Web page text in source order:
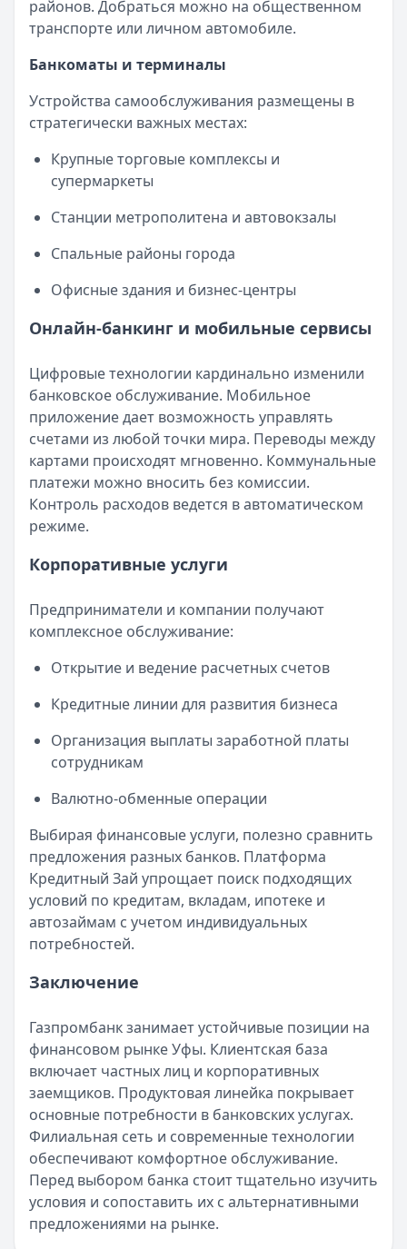
районов. Добраться можно на общественном
транспорте или личном автомобиле.
Банкоматы и терминалы
Устройства самообслуживания размещены в
стратегически важных местах:
Крупные торговые комплексы и
супермаркеты
Станции метрополитена и автовокзалы
Спальные районы города
Офисные здания и бизнес-центры
Онлайн-банкинг и мобильные сервисы
Цифровые технологии кардинально изменили
банковское обслуживание. Мобильное
приложение дает возможность управлять
счетами из любой точки мира. Переводы между
картами происходят мгновенно. Коммунальные
платежи можно вносить без комиссии.
Контроль расходов ведется в автоматическом
режиме.
Корпоративные услуги
Предприниматели и компании получают
комплексное обслуживание:
Открытие и ведение расчетных счетов
Кредитные линии для развития бизнеса
Организация выплаты заработной платы
сотрудникам
Валютно-обменные операции
Выбирая финансовые услуги, полезно сравнить
предложения разных банков. Платформа
Кредитный Зай упрощает поиск подходящих
условий по кредитам, вкладам, ипотеке и
автозаймам с учетом индивидуальных
потребностей.
Заключение
Газпромбанк занимает устойчивые позиции на
финансовом рынке Уфы. Клиентская база
включает частных лиц и корпоративных
заемщиков. Продуктовая линейка покрывает
основные потребности в банковских услугах.
Филиальная сеть и современные технологии
обеспечивают комфортное обслуживание.
Перед выбором банка стоит тщательно изучить
условия и сопоставить их с альтернативными
предложениями на рынке.